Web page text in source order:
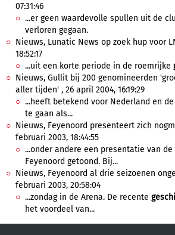
07:31:46
...er geen waardevolle spullen uit de
verloren gegaan.
Nieuws, Lunatic News op zoek hup voor
18:52:17
...uit een korte periode in de roemrijke
Nieuws, Gullit bij 200 genomineerden
aller tijden' , 26 april 2004, 16:19:29
...heeft betekend voor Nederland en de
te gaan als...
Nieuws, Feyenoord presenteert zich
februari 2003, 18:44:55
...onder andere een presentatie van de
Feyenoord getoond. Bij...
Nieuws, Feyenoord al drie seizoenen
februari 2003, 20:58:04
...zondag in de Arena. De recente
het voordeel van...